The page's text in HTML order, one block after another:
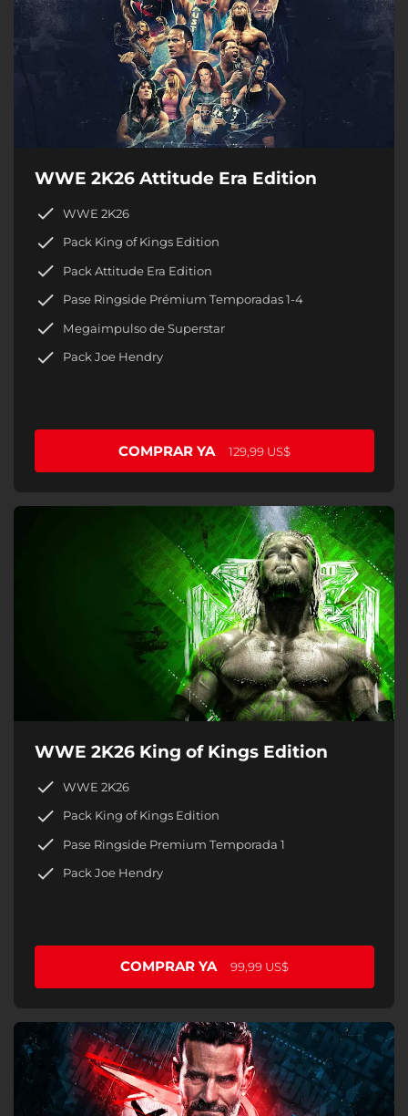
WWE 2K26 Attitude Era Edition
WWE 2K26
Pack King of Kings Edition
Pack Attitude Era Edition
Pase Ringside Prémium Temporadas 1-4
Megaimpulso de Superstar
Pack Joe Hendry
COMPRAR YA 129,99 US$
WWE 2K26 King of Kings Edition
WWE 2K26
Pack King of Kings Edition
Pase Ringside Premium Temporada 1
Pack Joe Hendry
COMPRAR YA 99,99 US$